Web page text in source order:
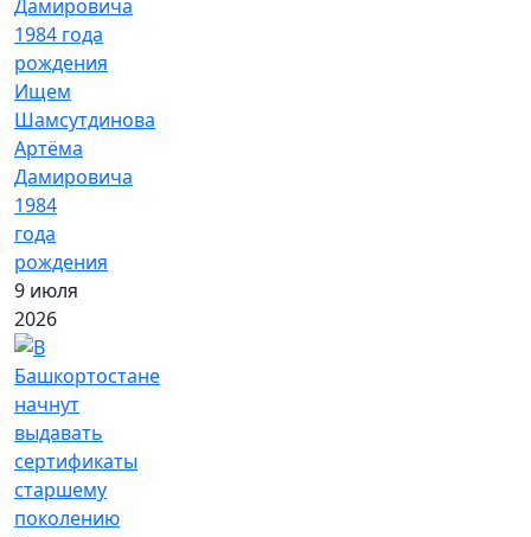
Ищем
Шамсутдинова
Артёма
Дамировича
1984
года
рождения
9 июля
2026